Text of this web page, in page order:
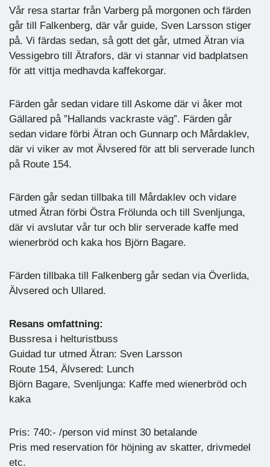
Vår resa startar från Varberg på morgonen och färden
går till Falkenberg, där vår guide, Sven Larsson stiger
på. Vi färdas sedan, så gott det går, utmed Ätran via
Vessigebro till Ätrafors, där vi stannar vid badplatsen
för att vittja medhavda kaffekorgar.
Färden går sedan vidare till Askome där vi åker mot
Gällared på ”Hallands vackraste väg”. Färden går
sedan vidare förbi Ätran och Gunnarp och Mårdaklev,
där vi viker av mot Älvsered för att bli serverade lunch
på Route 154.
Färden går sedan tillbaka till Mårdaklev och vidare
utmed Ätran förbi Östra Frölunda och till Svenljunga,
där vi avslutar vår tur och blir serverade kaffe med
wienerbröd och kaka hos Björn Bagare.
Färden tillbaka till Falkenberg går sedan via Överlida,
Älvsered och Ullared.
Resans omfattning:
Bussresa i helturistbuss
Guidad tur utmed Ätran: Sven Larsson
Route 154, Älvsered: Lunch
Björn Bagare, Svenljunga: Kaffe med wienerbröd och
kaka
Pris: 740:- /person vid minst 30 betalande
Pris med reservation för höjning av skatter, drivmedel
etc.